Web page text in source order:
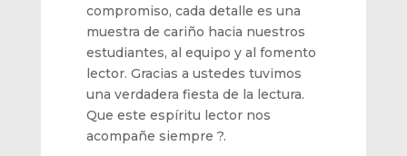
compromiso, cada detalle es una
muestra de cariño hacia nuestros
estudiantes, al equipo y al fomento
lector. Gracias a ustedes tuvimos
una verdadera fiesta de la lectura.
Que este espíritu lector nos
acompañe siempre ?.